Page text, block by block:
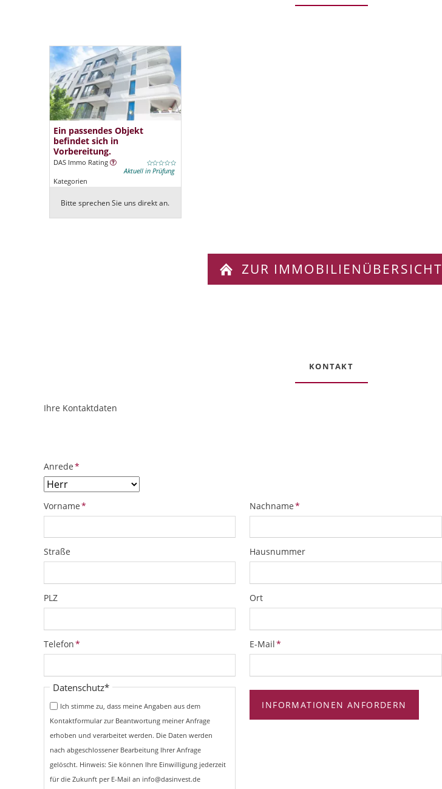
Ein passendes Objekt
befindet sich in
Vorbereitung.
DAS Immo Rating
Aktuell in Prüfung
Kategorien
Bitte sprechen Sie uns direkt an.
ZUR IMMOBILIENÜBERSICHT
KONTAKT
ObjektPlatzhalter
URL
Ihre Kontaktdaten
Pflichtfeld
Anrede*
Pflichtfeld
Vorname* Pflichtfeld
Nachname*
Straße Hausnummer
PLZ Ort
Pflichtfeld
Telefon* Pflichtfeld
E-Mail*
Pflichtfeld
Datenschutz*
Ich stimme zu, dass meine Angaben aus dem
Kontaktformular zur Beantwortung meiner Anfrage
erhoben und verarbeitet werden. Die Daten werden
nach abgeschlossener Bearbeitung Ihrer Anfrage
gelöscht. Hinweis: Sie können Ihre Einwilligung jederzeit
für die Zukunft per E-Mail an info@dasinvest.de
INFORMATIONEN ANFORDERN